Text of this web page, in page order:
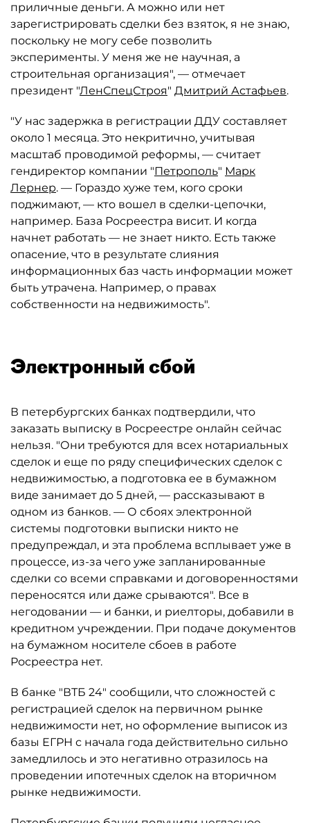
приличные деньги. А можно или нет
зарегистрировать сделки без взяток, я не знаю,
поскольку не могу себе позволить
эксперименты. У меня же не научная, а
строительная организация", — отмечает
президент "ЛенСпецСтроя" Дмитрий Астафьев.
"У нас задержка в регистрации ДДУ составляет
около 1 месяца. Это некритично, учитывая
масштаб проводимой реформы, — считает
гендиректор компании "Петрополь" Марк
Лернер. — Гораздо хуже тем, кого сроки
поджимают, — кто вошел в сделки-цепочки,
например. База Росреестра висит. И когда
начнет работать — не знает никто. Есть также
опасение, что в результате слияния
информационных баз часть информации может
быть утрачена. Например, о правах
собственности на недвижимость".
Электронный сбой
В петербургских банках подтвердили, что
заказать выписку в Росреестре онлайн сейчас
нельзя. "Они требуются для всех нотариальных
сделок и еще по ряду специфических сделок с
недвижимостью, а подготовка ее в бумажном
виде занимает до 5 дней, — рассказывают в
одном из банков. — О сбоях электронной
системы подготовки выписки никто не
предупреждал, и эта проблема всплывает уже в
процессе, из-за чего уже запланированные
сделки со всеми справками и договоренностями
переносятся или даже срываются". Все в
негодовании — и банки, и риелторы, добавили в
кредитном учреждении. При подаче документов
на бумажном носителе сбоев в работе
Росреестра нет.
В банке "ВТБ 24" сообщили, что сложностей с
регистрацией сделок на первичном рынке
недвижимости нет, но оформление выписок из
базы ЕГРН с начала года действительно сильно
замедлилось и это негативно отразилось на
проведении ипотечных сделок на вторичном
рынке недвижимости.